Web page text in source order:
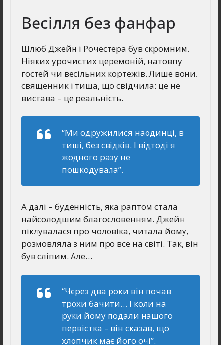
Весілля без фанфар
Шлюб Джейн і Рочестера був скромним.
Ніяких урочистих церемоній, натовпу
гостей чи весільних кортежів. Лише вони,
священник і тиша, що свідчила: це не
вистава – це реальність.
“Ми одружилися наодинці, в
тиші, без свідків. І відтоді я
жодного разу не
пошкодувала”.
А далі – буденність, яка раптом стала
найсолодшим благословенням. Джейн
піклувалася про чоловіка, читала йому,
розмовляла з ним про все на світі. Так, він
був сліпим. Але…
“Через два роки він почав
трохи бачити… І коли на
руки йому подали нашого
первістка – він сказав, що
хлопчик має його очі”.